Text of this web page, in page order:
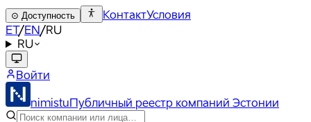
⊙ Доступность КонтактУсловия
ET/EN/RU
RU
Войти
nimistuПубличный реестр компаний Эстонии